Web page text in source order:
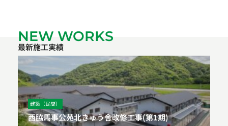
NEW WORKS
最新施工実績
建築（民間）
西脇馬事公苑北きゅう舎改修工事(第1期)